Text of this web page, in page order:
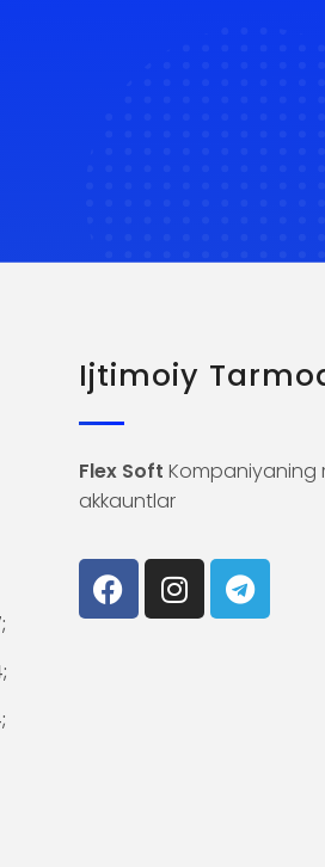
Ijtimoiy
Flex Soft Kompaniyaning
akkauntlar